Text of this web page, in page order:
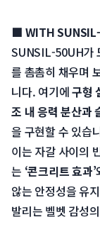
■ WITH
SUNSIL-50UH가
를 촘촘히 채우며
니다. 여기에 구형
조 내 응력 분산과
을 구현할 수 있습
이는 자갈 사이의
는 ‘콘크리트 효과’
않는 안정성을 유
발리는 벨벳 감성